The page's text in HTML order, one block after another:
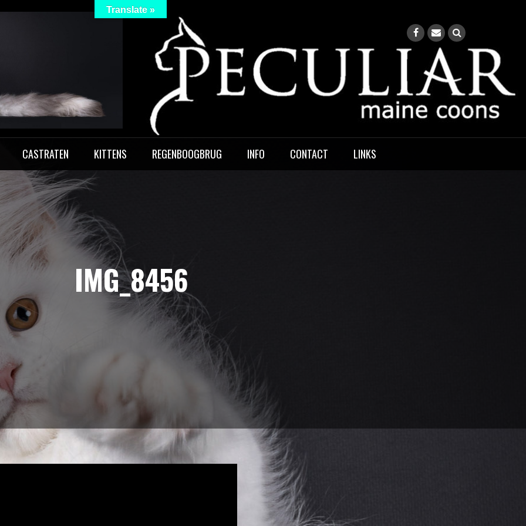
CASTRATEN KITTENS REGENBOOGBRUG INFO CONTACT LINKS
IMG_8456
Translate »